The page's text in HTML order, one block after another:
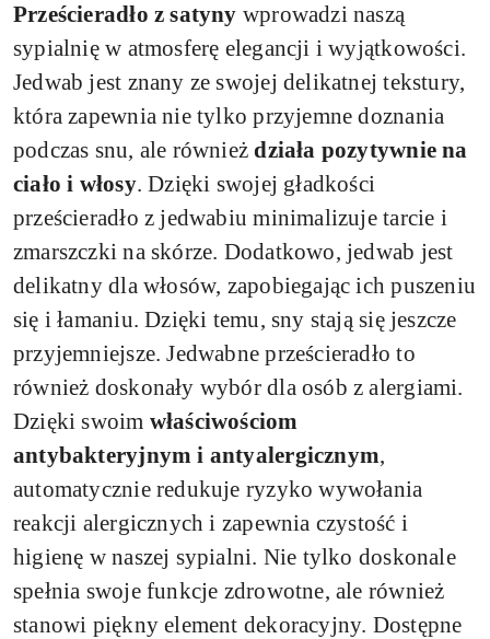
Prześcieradło z satyny wprowadzi naszą
sypialnię w atmosferę elegancji i wyjątkowości.
Jedwab jest znany ze swojej delikatnej tekstury,
która zapewnia nie tylko przyjemne doznania
podczas snu, ale równieżdziała pozytywnie na
ciało i włosy. Dzięki swojej gładkości
prześcieradło z jedwabiu minimalizuje tarcie i
zmarszczki na skórze. Dodatkowo, jedwab jest
delikatny dla włosów, zapobiegając ich puszeniu
się i łamaniu. Dzięki temu, sny stają się jeszcze
przyjemniejsze. Jedwabne prześcieradło to
również doskonały wybór dla osób z alergiami.
Dzięki swoim właściwościom
antybakteryjnym i antyalergicznym,
automatycznie redukuje ryzyko wywołania
reakcji alergicznych i zapewnia czystość i
higienę w naszej sypialni. Nie tylko doskonale
spełnia swoje funkcje zdrowotne, ale również
stanowi piękny element dekoracyjny. Dostępne